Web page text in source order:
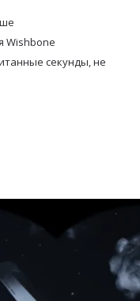
Wishbone
секунды, не